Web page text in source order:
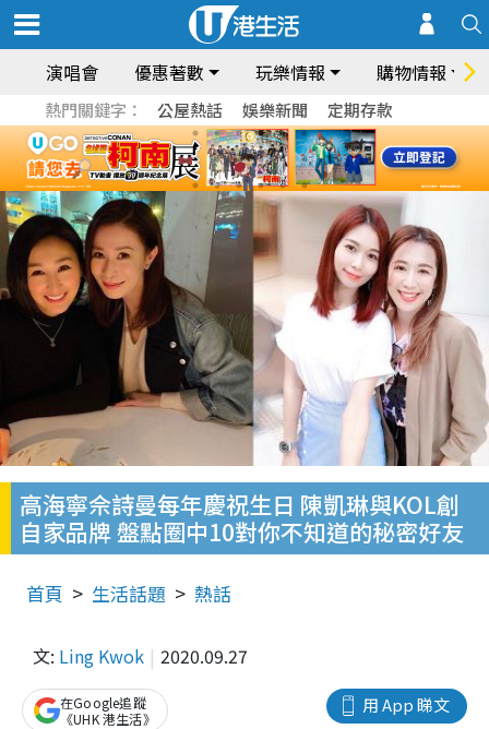
演唱會 優惠著數 玩樂情報 購物情報
熱門關鍵字： 公屋熱話 娛樂新聞 定期存款
高海寧佘詩曼每年慶祝生日 陳凱琳與KOL創
自家品牌 盤點圈中10對你不知道的秘密好友
首頁 生活話題 熱話
文: Ling Kwok 2020.09.27
用 App 睇文
在Google追蹤
《UHK 港生活》